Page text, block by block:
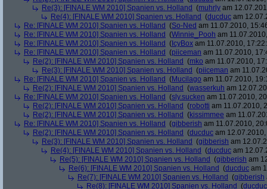
Re(3): [FINALE WM 2010] Spanien vs. Holland (muhrly am
Re(4): [FINALE WM 2010] Spanien vs. Holland (ducduc am
Re: [FINALE WM 2010] Spanien vs. Holland (So-Ned am 11.07.2010,
Re: [FINALE WM 2010] Spanien vs. Holland (Winnie_Pooh am
Re: [FINALE WM 2010] Spanien vs. Holland ( IcyBox am 11.07.2010,
Re: [FINALE WM 2010] Spanien vs. Holland (piiceman am 11.07.2010,
Re(2): [FINALE WM 2010] Spanien vs. Holland (mko am 11.07.2010,
Re(3): [FINALE WM 2010] Spanien vs. Holland (piiceman am
Re: [FINALE WM 2010] Spanien vs. Holland (Mucilago am 11.07.2010,
Re(2): [FINALE WM 2010] Spanien vs. Holland (wasserkuh am
Re: [FINALE WM 2010] Spanien vs. Holland (sly.sucken am 11.07.2010,
Re(2): [FINALE WM 2010] Spanien vs. Holland (robotti am 11.07.2010,
Re(2): [FINALE WM 2010] Spanien vs. Holland (kissimmee am
Re: [FINALE WM 2010] Spanien vs. Holland (gibberish am 11.07.2010,
Re(2): [FINALE WM 2010] Spanien vs. Holland (ducduc am
Re(3): [FINALE WM 2010] Spanien vs. Holland (gibberish am
Re(4): [FINALE WM 2010] Spanien vs. Holland (ducduc am
Re(5): [FINALE WM 2010] Spanien vs. Holland (gibberish am
Re(6): [FINALE WM 2010] Spanien vs. Holland (ducduc am
Re(7): [FINALE WM 2010] Spanien vs. Holland (gibberish
Re(8): [FINALE WM 2010] Spanien vs. Holland (ducduc